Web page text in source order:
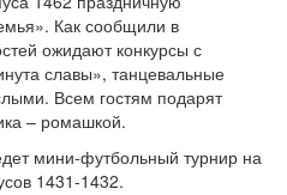
Как сообщили в
ожидают конкурсы с
славы», танцевальные
Всем гостям подарят
– ромашкой.
мини-футбольный турнир на
1431-1432.